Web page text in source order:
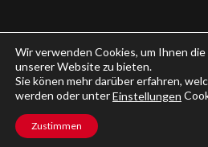
Impressum
Wir verwenden Cookies, um Ihnen
unserer Website zu bieten.
Sie könen mehr darüber erfahren,
werden oder unterEinstellungen
Zustimmen